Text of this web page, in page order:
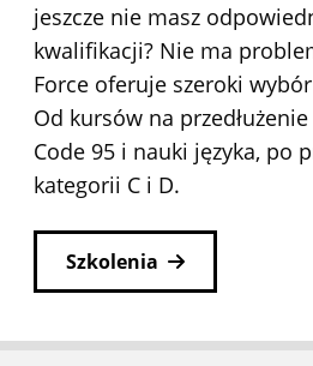
jeszcze nie masz
kwalifikacji? Nie ma
Force oferuje szeroki
Od kursów na
Code 95 i nauki języka, po
kategorii C i D.
Szkolenia